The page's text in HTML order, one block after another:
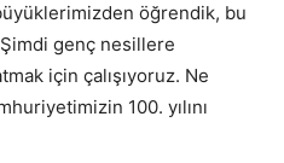
öğrendik, bu
genç nesillere
için çalışıyoruz. Ne
100. yılını